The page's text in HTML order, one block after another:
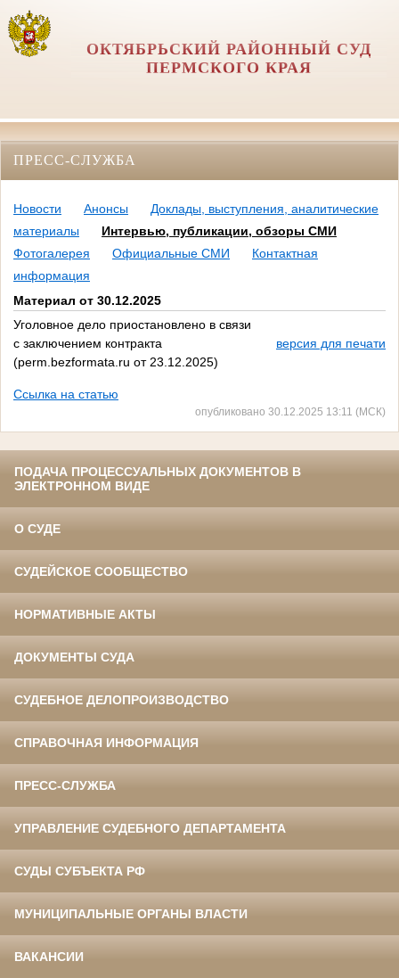
ОКТЯБРЬСКИЙ РАЙОННЫЙ СУД
ПЕРМСКОГО КРАЯ
ПРЕСС-СЛУЖБА
Новости Анонсы
Доклады, выступления, аналитические
материалы
Интервью, публикации, обзоры СМИ
Фотогалерея
Официальные СМИ
Контактная
информация
Материал от 30.12.2025
Уголовное дело приостановлено в связи
с заключением контракта
(perm.bezformata.ru от 23.12.2025)
версия для печати
Ссылка на статью
опубликовано 30.12.2025 13:11 (МСК)
ПОДАЧА ПРОЦЕССУАЛЬНЫХ ДОКУМЕНТОВ В
ЭЛЕКТРОННОМ ВИДЕ
О СУДЕ
СУДЕЙСКОЕ СООБЩЕСТВО
НОРМАТИВНЫЕ АКТЫ
ДОКУМЕНТЫ СУДА
СУДЕБНОЕ ДЕЛОПРОИЗВОДСТВО
СПРАВОЧНАЯ ИНФОРМАЦИЯ
ПРЕСС-СЛУЖБА
УПРАВЛЕНИЕ СУДЕБНОГО ДЕПАРТАМЕНТА
СУДЫ СУБЪЕКТА РФ
МУНИЦИПАЛЬНЫЕ ОРГАНЫ ВЛАСТИ
ВАКАНСИИ